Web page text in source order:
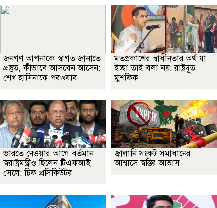
জনগণ আপনাকে স্বাগত জানাতে
প্রস্তুত, কীভাবে আসবেন আসেন:
শেখ হাসিনাকে পরওয়ার
মতপ্রকাশের স্বাধীনতার অর্থ যা
ইচ্ছা তাই বলা নয়: রাষ্ট্রদূত
মুশফিক
ভারতে নেওয়ার আগে বর্তমান
স্বরাষ্ট্রমন্ত্রীও ছিলেন টিএফআই
সেলে: চিফ প্রসিকিউটর
জ্বালানি সংকট সমাধানের
আশ্বাসে স্বস্তির আভাস